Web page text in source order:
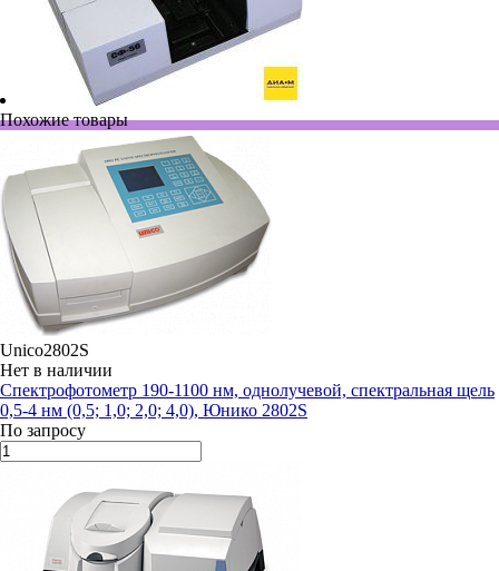
Похожие товары
Unico2802S
Нет в наличии
Спектрофотометр 190-1100 нм, однолучевой, спектральная щель
0,5-4 нм (0,5; 1,0; 2,0; 4,0), Юнико 2802S
По запросу